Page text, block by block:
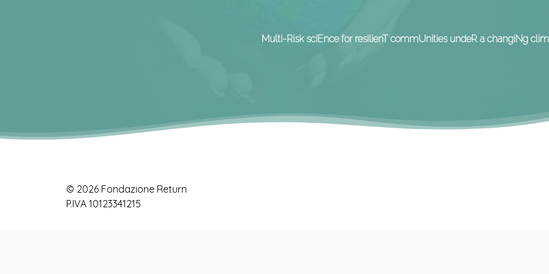
Multi-Risk sciEnce for resilienT commUnities undeR a changiNg
© 2026 Fondazione Return
P.IVA 10123341215